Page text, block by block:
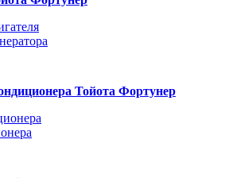
Тойота Фортунер